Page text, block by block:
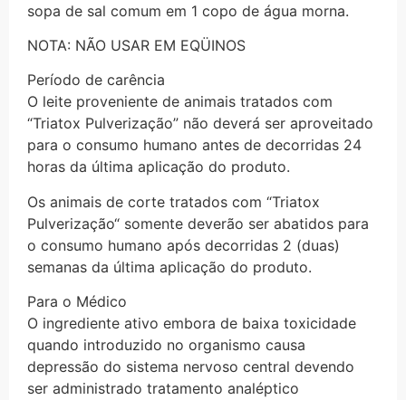
sopa de sal comum em 1 copo de água morna.
NOTA: NÃO USAR EM EQÜINOS
Período de carência
O leite proveniente de animais tratados com
“Triatox Pulverização” não deverá ser aproveitado
para o consumo humano antes de decorridas 24
horas da última aplicação do produto.
Os animais de corte tratados com “Triatox
Pulverização“ somente deverão ser abatidos para
o consumo humano após decorridas 2 (duas)
semanas da última aplicação do produto.
Para o Médico
O ingrediente ativo embora de baixa toxicidade
quando introduzido no organismo causa
depressão do sistema nervoso central devendo
ser administrado tratamento analéptico